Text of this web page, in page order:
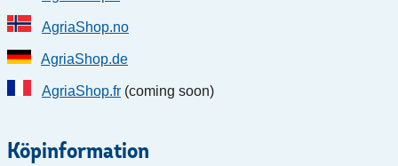
AgriaShop.no
AgriaShop.de
AgriaShop.fr (coming soon)
Köpinformation